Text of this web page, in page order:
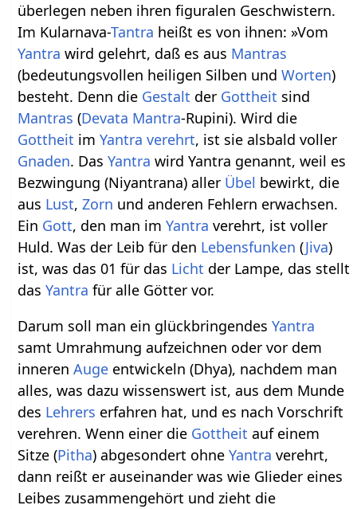
überlegen neben ihren figuralen Geschwistern.
Im Kularnava-Tantra heißt es von ihnen: »Vom
Yantra wird gelehrt, daß es aus Mantras
(bedeutungsvollen heiligen Silben undWorten)
besteht. Denn die Gestalt der Gottheit sind
Mantras (Devata Mantra-Rupini). Wird die
Gottheit imYantra verehrt, ist sie alsbald voller
Gnaden. DasYantra wird Yantra genannt, weil es
Bezwingung (Niyantrana) aller Übel bewirkt, die
aus Lust,Zorn und anderen Fehlern erwachsen.
Ein Gott, den man imYantra verehrt, ist voller
Huld. Was der Leib für den Lebensfunken (Jiva)
ist, was das 01 für das Licht der Lampe, das stellt
dasYantra für alle Götter vor.
Darum soll man ein glückbringendesYantra
samt Umrahmung aufzeichnen oder vor dem
innerenAuge entwickeln (Dhya), nachdem man
alles, was dazu wissenswert ist, aus dem Munde
des Lehrers erfahren hat, und es nach Vorschrift
verehren. Wenn einer die Gottheit auf einem
Sitze (Pitha) abgesondert ohneYantra verehrt,
dann reißt er auseinander was wie Glieder eines
Leibes zusammengehört und zieht die